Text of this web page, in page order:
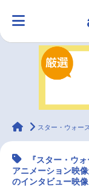
ラジオ
マンガ・ラノベ ゲ
animateTimes
スター・ウォー
『スター・ウ
アニメーション映
のインタビュー映